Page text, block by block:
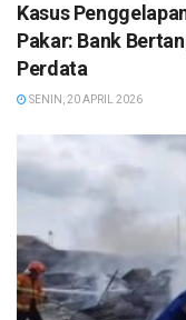
Kasus
Pakar: Bank
Perdata
SENIN, 20 APRIL 2026